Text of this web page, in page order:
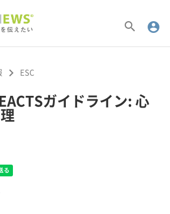
search account_circle
keyboard_arrow_right ESC
ガイドライン: 心